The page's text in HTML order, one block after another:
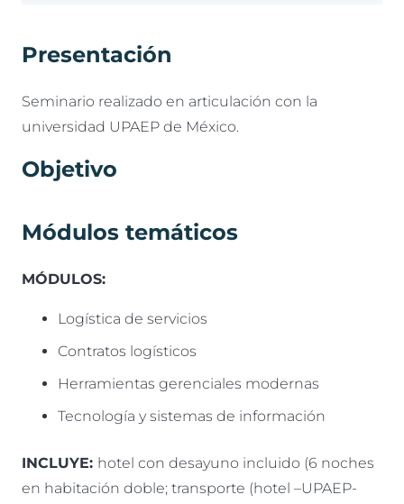
Presentación
Seminario realizado en articulación con la
universidad UPAEP de México.
Objetivo
Módulos temáticos
MÓDULOS:
Logística de servicios
Contratos logísticos
Herramientas gerenciales modernas
Tecnología y sistemas de información
INCLUYE: hotel con desayuno incluido (6 noches
en habitación doble; transporte (hotel –UPAEP-